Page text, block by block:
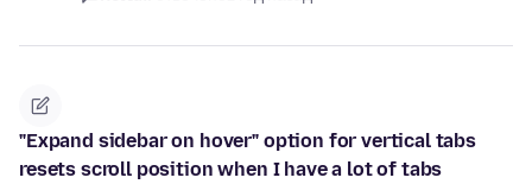
"Expand sidebar on hover" option for vertical tabs
resets scroll position when I have a lot of tabs